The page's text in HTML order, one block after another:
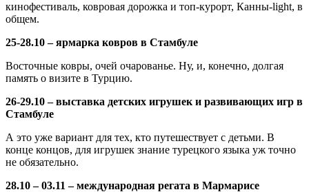
кинофестиваль, ковровая дорожка и топ-курорт, Канны-light, в
общем.
25-28.10 – ярмарка ковров в Стамбуле
Восточные ковры, очей очарованье. Ну, и, конечно, долгая
память о визите в Турцию.
26-29.10 – выставка детских игрушек и развивающих игр в
Стамбуле
А это уже вариант для тех, кто путешествует с детьми. В
конце концов, для игрушек знание турецкого языка уж точно
не обязательно.
28.10 – 03.11 – международная регата в Мармарисе